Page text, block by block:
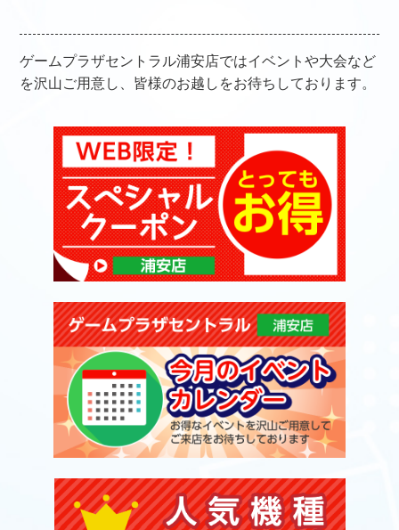
ゲームプラザセントラル浦安店ではイベントや大会など
を沢山ご用意し、皆様のお越しをお待ちしております。